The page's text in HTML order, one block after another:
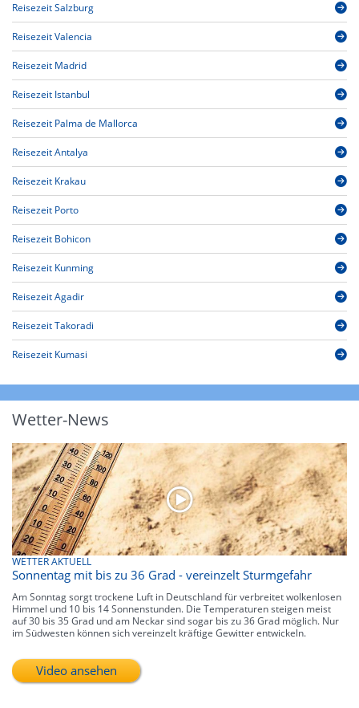
Reisezeit Salzburg
Reisezeit Valencia
Reisezeit Madrid
Reisezeit Istanbul
Reisezeit Palma de Mallorca
Reisezeit Antalya
Reisezeit Krakau
Reisezeit Porto
Reisezeit Bohicon
Reisezeit Kunming
Reisezeit Agadir
Reisezeit Takoradi
Reisezeit Kumasi
Wetter-News
WETTER AKTUELL
Sonnentag mit bis zu 36 Grad - vereinzelt Sturmgefahr
Am Sonntag sorgt trockene Luft in Deutschland für verbreitet wolkenlosen
Himmel und 10 bis 14 Sonnenstunden. Die Temperaturen steigen meist
auf 30 bis 35 Grad und am Neckar sind sogar bis zu 36 Grad möglich. Nur
im Südwesten können sich vereinzelt kräftige Gewitter entwickeln.
Video ansehen